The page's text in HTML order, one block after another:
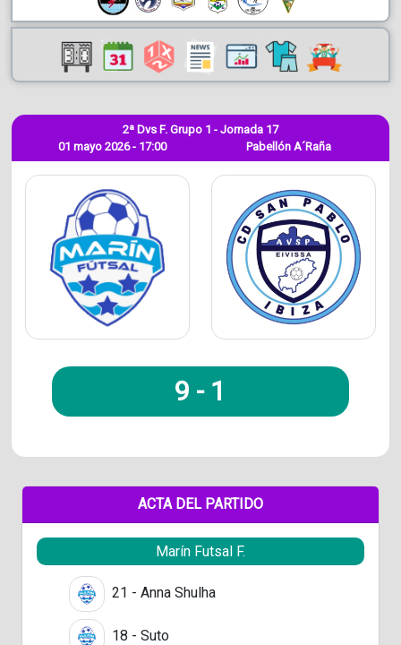
01 mayo 2026 - 17:00
2ª Dvs F. Grupo 1 - Jornada 17
Pabellón A´Raña
9 - 1
ACTA DEL PARTIDO
Marín Futsal F.
21 - Anna Shulha
18 - Suto